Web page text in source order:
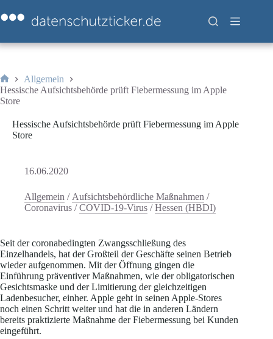
Inhalt
springen
Start
Allgemein
Hessische Aufsichtsbehörde prüft Fiebermessung im Apple
Store
Hessische Aufsichtsbehörde prüft Fiebermessung im Apple
Store
16.06.2020
Allgemein / Aufsichtsbehördliche Maßnahmen /
Coronavirus /COVID-19-Virus /Hessen (HBDI)
Seit der coronabedingten Zwangsschließung des
Einzelhandels, hat der Großteil der Geschäfte seinen Betrieb
wieder aufgenommen. Mit der Öffnung gingen die
Einführung präventiver Maßnahmen, wie der obligatorischen
Gesichtsmaske und der Limitierung der gleichzeitigen
Ladenbesucher, einher. Apple geht in seinen Apple-Stores
noch einen Schritt weiter und hat die in anderen Ländern
bereits praktizierte Maßnahme der Fiebermessung bei Kunden
eingeführt.